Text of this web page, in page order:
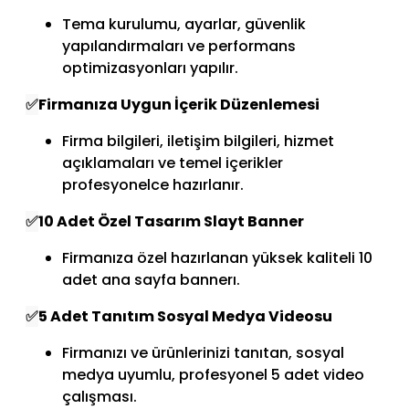
Tema kurulumu, ayarlar, güvenlik
yapılandırmaları ve performans
optimizasyonları yapılır.
✅Firmanıza Uygun İçerik Düzenlemesi
Firma bilgileri, iletişim bilgileri, hizmet
açıklamaları ve temel içerikler
profesyonelce hazırlanır.
✅10 Adet Özel Tasarım Slayt Banner
Firmanıza özel hazırlanan yüksek kaliteli 10
adet ana sayfa bannerı.
✅5 Adet Tanıtım Sosyal Medya Videosu
Firmanızı ve ürünlerinizi tanıtan, sosyal
medya uyumlu, profesyonel 5 adet video
çalışması.